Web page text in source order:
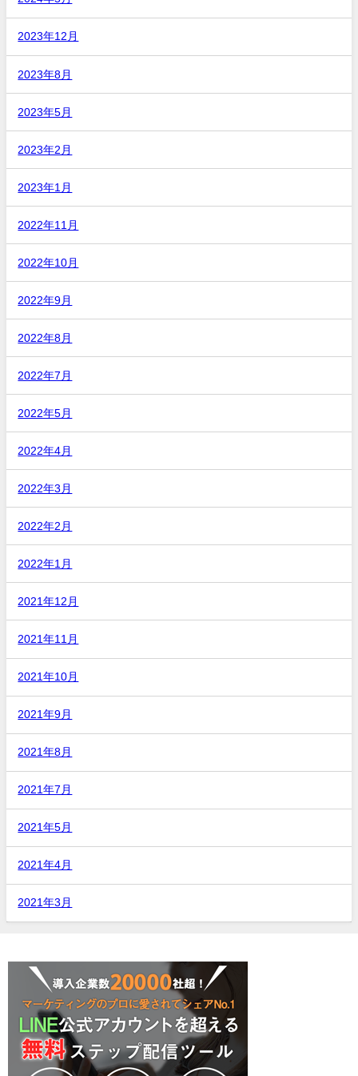
2023年12月
2023年8月
2023年5月
2023年2月
2023年1月
2022年11月
2022年10月
2022年9月
2022年8月
2022年7月
2022年5月
2022年4月
2022年3月
2022年2月
2022年1月
2021年12月
2021年11月
2021年10月
2021年9月
2021年8月
2021年7月
2021年5月
2021年4月
2021年3月